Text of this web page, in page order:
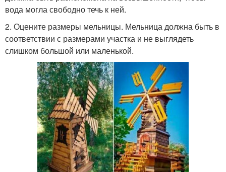
вода могла свободно течь к ней.
2. Оцените размеры мельницы. Мельница должна быть в
соответствии с размерами участка и не выглядеть
слишком большой или маленькой.